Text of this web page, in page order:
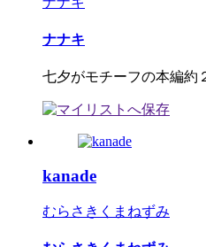
ナナキ
七夕がモチーフの本編約
kanade
むらさきくまねずみ